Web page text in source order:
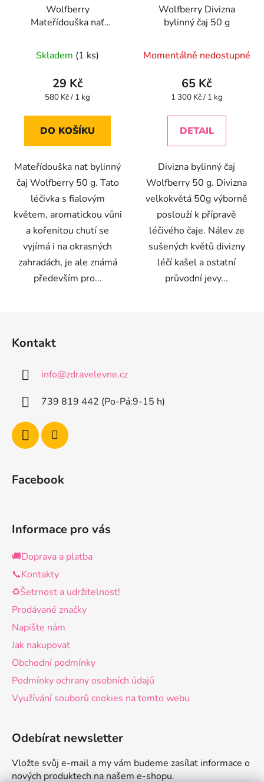
Wolfberry
Mateřídouška nať
Skladem (1 ks)
29 Kč
Měrná
580 Kč / 1 kg
DO KOŠÍKU
Mateřídouška nať bylinný
čaj Wolfberry 50 g. Tato
léčivka s fialovým
květem, aromatickou vůni
a kořenitou chutí se
vyjímá i na okrasných
zahradách, je ale známá
především pro...
Wolfberry Divizna
bylinný čaj 50 g
Momentálně nedostupné
65 Kč
Měrná
1 300 Kč / 1 kg
DETAIL
Divizna bylinný čaj
Wolfberry 50 g. Divizna
velkokvětá 50g výborně
poslouží k přípravě
léčivého čaje. Nálev ze
sušených květů divizny
léčí kašel a ostatní
průvodní jevy...
Kontakt
info@zdravelevne.cz
739 819 442 (Po-Pá:9-15 h)
Facebook
Informace pro vás
🚚Doprava a platba
📞Kontakty
♻️Šetrnost a udržitelnost!
Prodávané značky
Napište nám
Jak nakupovat
Obchodní podmínky
Podmínky ochrany osobních údajů
Využívání souborů cookies na tomto webu
Odebírat newsletter
Vložte svůj e-mail a my vám budeme zasílat informace o
nových produktech na našem e-shopu.